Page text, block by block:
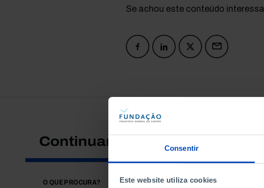
Consentir
Este website utiliza cookies
Se achou este conteúdo
Continuar a pesquisar
O QUE PROCURA?